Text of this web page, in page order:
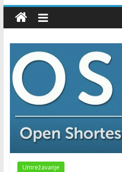
Umrežavanje